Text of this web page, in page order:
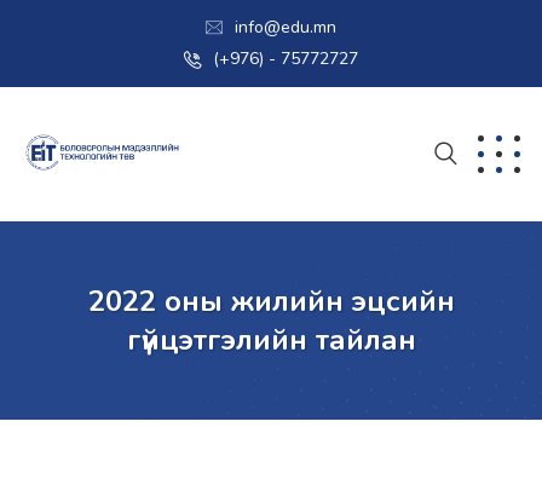
info@edu.mn
(+976) - 75772727
2022 оны жилийн эцсийн
гүйцэтгэлийн тайлан